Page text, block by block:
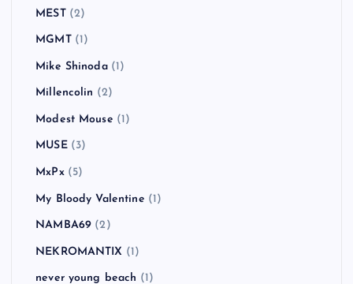
MEST(2)
MGMT(1)
Mike Shinoda(1)
Millencolin (2)
Modest Mouse (1)
MUSE(3)
MxPx(5)
My Bloody Valentine (1)
NAMBA69 (2)
NEKROMANTIX (1)
never young beach (1)